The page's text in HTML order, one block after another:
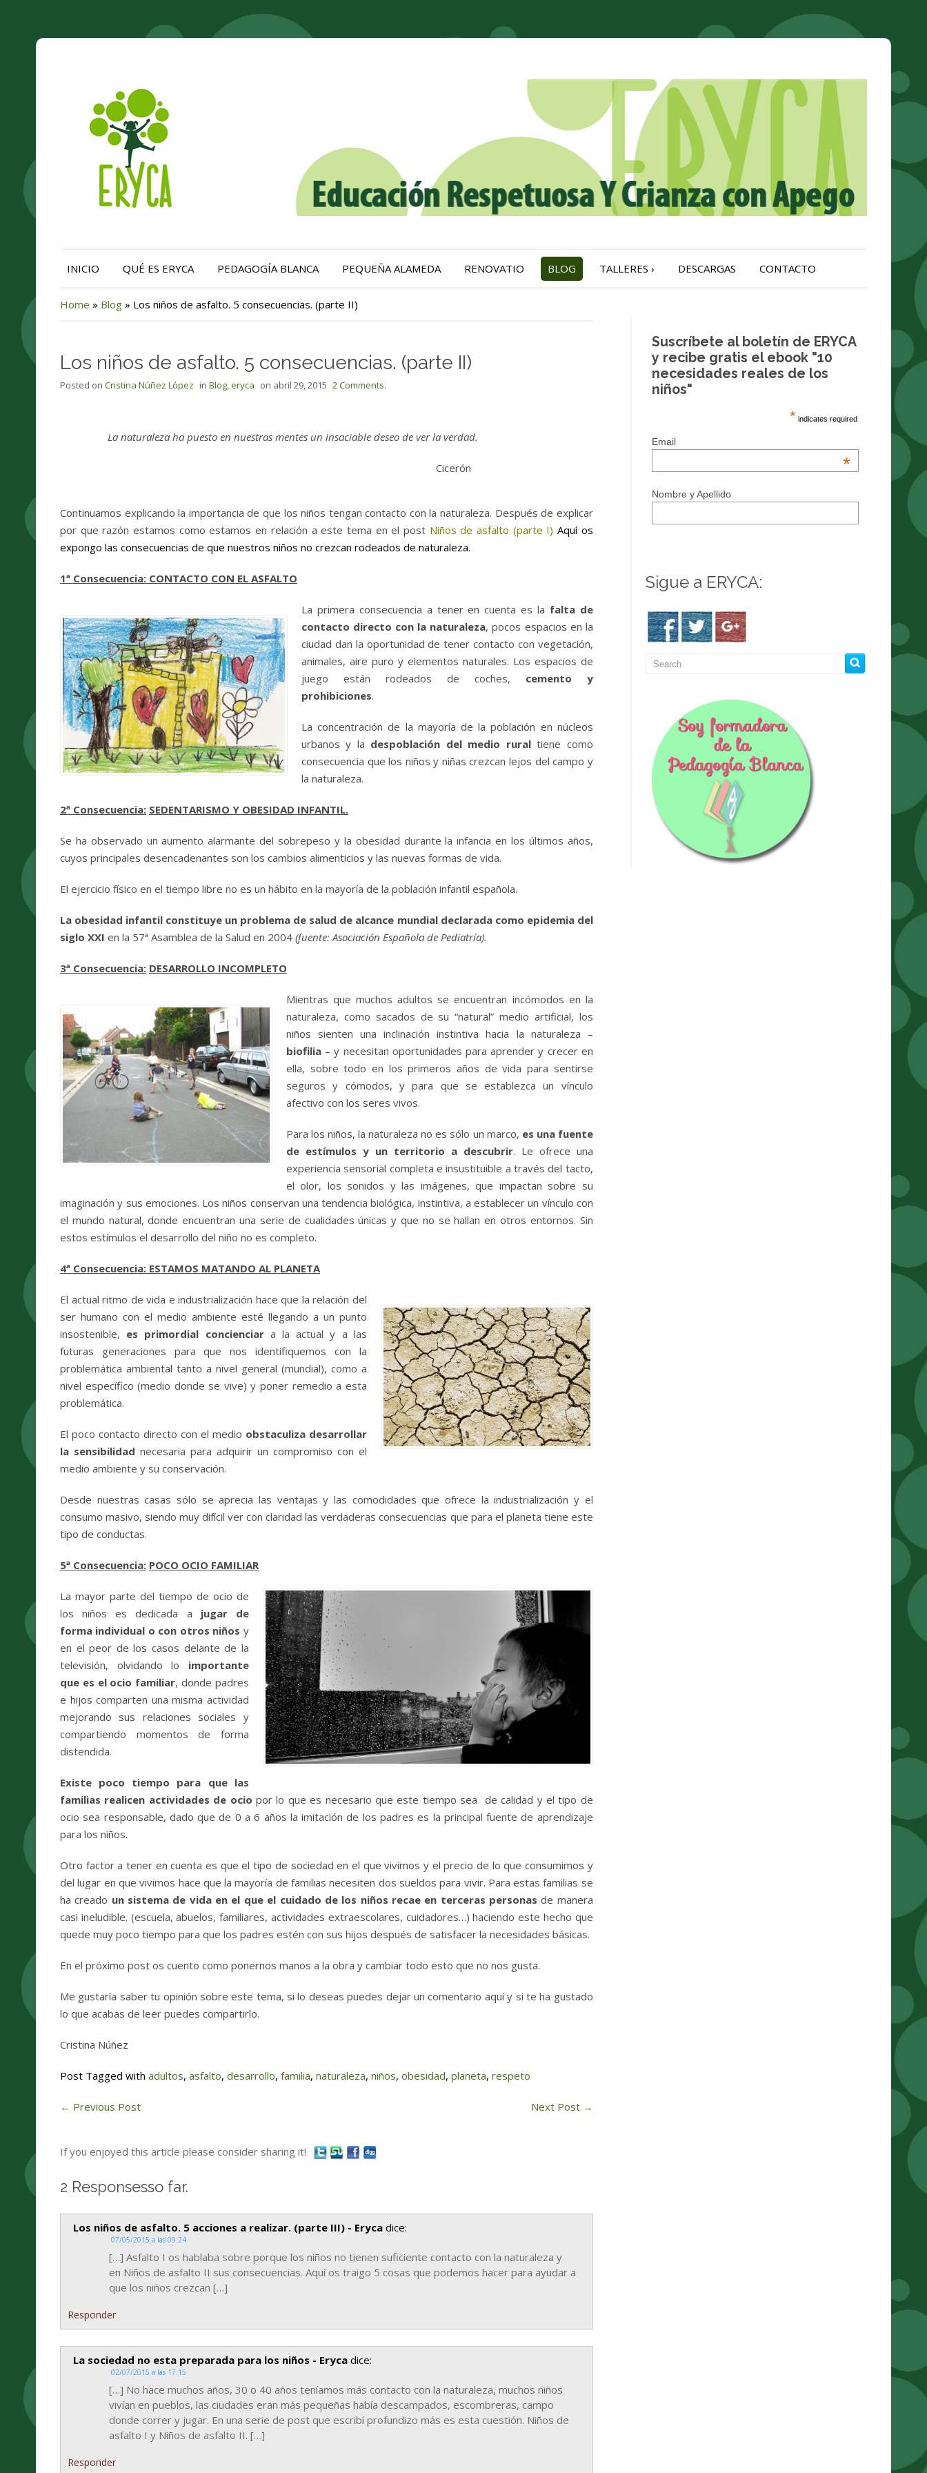
INICIO QUÉ ES ERYCA PEDAGOGÍA BLANCA PEQUEÑA ALAMEDA RENOVATIO BLOG TALLERES › DESCARGAS CONTACTO
Home » Blog » Los niños de asfalto. 5 consecuencias. (parte II)
Los niños de asfalto. 5 consecuencias. (parte II)
Posted on Cristina Núñez López in Blog,eryca on abril 29, 2015 2 Comments.
La naturaleza ha puesto en nuestras mentes un insaciable deseo de ver la verdad.
Cicerón
Continuamos explicando la importancia de que los niños tengan contacto con la naturaleza. Después de explicar
por que razón estamos como estamos en relación a este tema en el post Niños de asfalto (parte I) Aquí os
expongo las consecuencias de que nuestros niños no crezcan rodeados de naturaleza.
1ª Consecuencia: CONTACTO CON EL ASFALTO
La primera consecuencia a tener en cuenta es la falta de
contacto directo con la naturaleza, pocos espacios en la
ciudad dan la oportunidad de tener contacto con vegetación,
animales, aire puro y elementos naturales. Los espacios de
juego están rodeados de coches, cemento y
prohibiciones.
La concentración de la mayoría de la población en núcleos
urbanos y la despoblación del medio ruraltiene como
consecuencia que los niños y niñas crezcan lejos del campo y
la naturaleza.
2ª Consecuencia: SEDENTARISMO Y OBESIDAD INFANTIL.
Se ha observado un aumento alarmante del sobrepeso y la obesidad durante la infancia en los últimos años,
cuyos principales desencadenantes son los cambios alimenticios y las nuevas formas de vida.
El ejercicio físico en el tiempo libre no es un hábito en la mayoría de la población infantil española.
La obesidad infantil constituye un problema de salud de alcance mundial declarada como epidemia del
siglo XXI en la 57ª Asamblea de la Salud en 2004 (fuente: Asociación Española de Pediatría).
3ª Consecuencia: DESARROLLO INCOMPLETO
Mientras que muchos adultos se encuentran incómodos en la
naturaleza, como sacados de su “natural” medio artificial, los
niños sienten una inclinación instintiva hacia la naturaleza –
biofilia – y necesitan oportunidades para aprender y crecer en
ella, sobre todo en los primeros años de vida para sentirse
seguros y cómodos, y para que se establezca un vínculo
afectivo con los seres vivos.
Para los niños, la naturaleza no es sólo un marco, es una fuente
de estímulos y un territorio a descubrir. Le ofrece una
experiencia sensorial completa e insustituible a través del tacto,
el olor, los sonidos y las imágenes, que impactan sobre su
imaginación y sus emociones. Los niños conservan una tendencia biológica, instintiva, a establecer un vínculo con
el mundo natural, donde encuentran una serie de cualidades únicas y que no se hallan en otros entornos. Sin
estos estímulos el desarrollo del niño no es completo.
4ª Consecuencia: ESTAMOS MATANDO AL PLANETA
El actual ritmo de vida e industrialización hace que la relación del
ser humano con el medio ambiente esté llegando a un punto
insostenible, es primordial concienciara la actual y a las
futuras generaciones para que nos identifiquemos con la
problemática ambiental tanto a nivel general (mundial), como a
nivel específico (medio donde se vive) y poner remedio a esta
problemática.
El poco contacto directo con el medio obstaculiza desarrollar
la sensibilidad necesaria para adquirir un compromiso con el
medio ambiente y su conservación.
Desde nuestras casas sólo se aprecia las ventajas y las comodidades que ofrece la industrialización y el
consumo masivo, siendo muy difícil ver con claridad las verdaderas consecuencias que para el planeta tiene este
tipo de conductas.
5ª Consecuencia: POCO OCIO FAMILIAR
La mayor parte del tiempo de ocio de
los niños es dedicada a jugar de
forma individual o con otros niños y
en el peor de los casos delante de la
televisión, olvidando lo importante
que es el ocio familiar, donde padres
e hijos comparten una misma actividad
mejorando sus relaciones sociales y
compartiendo momentos de forma
distendida.
Existe poco tiempo para que las
familias realicen actividades de ocio por lo que es necesario que este tiempo sea de calidad y el tipo de
ocio sea responsable, dado que de 0 a 6 años la imitación de los padres es la principal fuente de aprendizaje
para los niños.
Otro factor a tener en cuenta es que el tipo de sociedad en el que vivimos y el precio de lo que consumimos y
del lugar en que vivimos hace que la mayoría de familias necesiten dos sueldos para vivir. Para estas familias se
ha creado un sistema de vida en el que el cuidado de los niños recae en terceras personas de manera
casi ineludible. (escuela, abuelos, familiares, actividades extraescolares, cuidadores…) haciendo este hecho que
quede muy poco tiempo para que los padres estén con sus hijos después de satisfacer la necesidades básicas.
En el próximo post os cuento como ponernos manos a la obra y cambiar todo esto que no nos gusta.
Me gustaría saber tu opinión sobre este tema, si lo deseas puedes dejar un comentario aquí y si te ha gustado
lo que acabas de leer puedes compartirlo.
Cristina Núñez
Post Tagged with adultos, asfalto, desarrollo, familia, naturaleza, niños, obesidad, planeta, respeto
← Previous Post Next Post →
If you enjoyed this article please consider sharing it!
2 Responsesso far.
Los niños de asfalto. 5 acciones a realizar. (parte III) - Eryca dice:
07/05/2015 a las 09:24
[…] Asfalto I os hablaba sobre porque los niños no tienen suficiente contacto con la naturaleza y
en Niños de asfalto II sus consecuencias. Aquí os traigo 5 cosas que podemos hacer para ayudar a
que los niños crezcan […]
Responder
La sociedad no esta preparada para los niños - Eryca dice:
02/07/2015 a las 17:15
[…] No hace muchos años, 30 o 40 años teníamos más contacto con la naturaleza, muchos niños
vivían en pueblos, las ciudades eran más pequeñas había descampados, escombreras, campo
donde correr y jugar. En una serie de post que escribí profundizo más es esta cuestión. Niños de
asfalto I y Niños de asfalto II. […]
Responder
Suscríbete al boletín de ERYCA
y recibe gratis el ebook "10
necesidades reales de los
niños"
* indicates required
Email
*
Nombre y Apellido
Sigue a ERYCA: